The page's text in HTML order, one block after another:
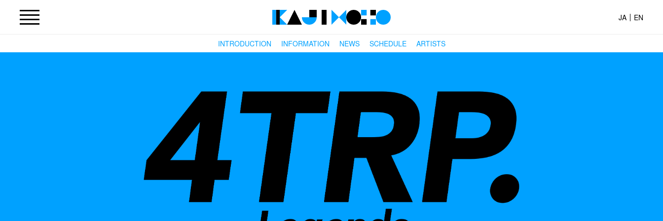
JA EN
INTRODUCTION INFORMATION NEWS SCHEDULE ARTISTS